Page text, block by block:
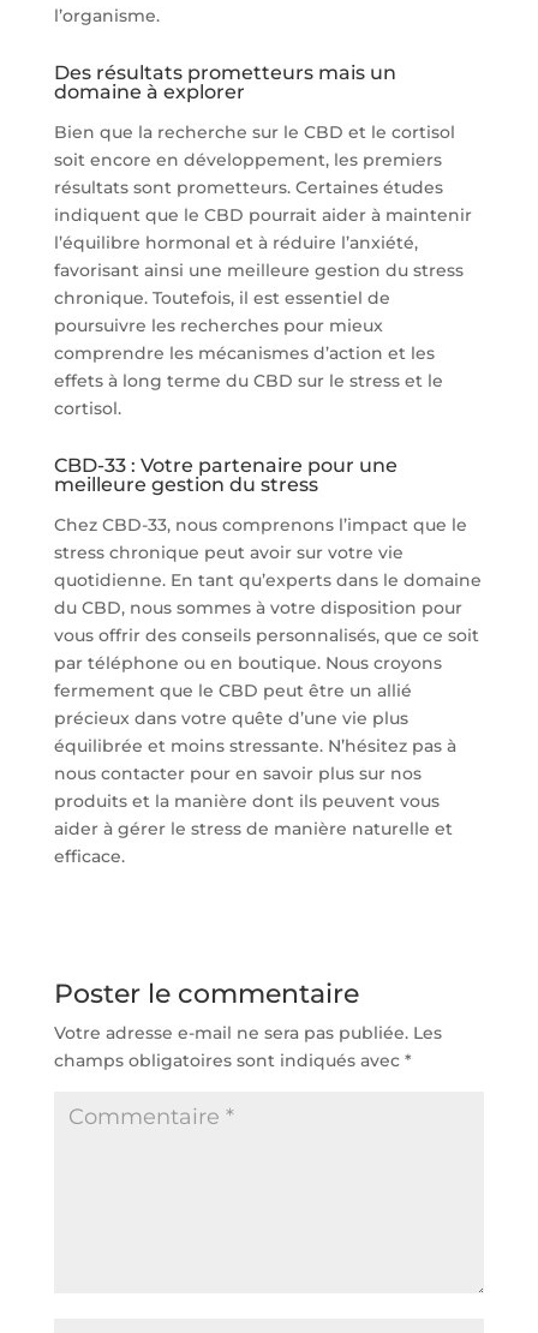
l’organisme.
Des résultats prometteurs mais un
domaine à explorer
Bien que la recherche sur le CBD et le cortisol
soit encore en développement, les premiers
résultats sont prometteurs. Certaines études
indiquent que le CBD pourrait aider à maintenir
l’équilibre hormonal et à réduire l’anxiété,
favorisant ainsi une meilleure gestion du stress
chronique. Toutefois, il est essentiel de
poursuivre les recherches pour mieux
comprendre les mécanismes d’action et les
effets à long terme du CBD sur le stress et le
cortisol.
CBD-33 : Votre partenaire pour une
meilleure gestion du stress
Chez CBD-33, nous comprenons l’impact que le
stress chronique peut avoir sur votre vie
quotidienne. En tant qu’experts dans le domaine
du CBD, nous sommes à votre disposition pour
vous offrir des conseils personnalisés, que ce soit
par téléphone ou en boutique. Nous croyons
fermement que le CBD peut être un allié
précieux dans votre quête d’une vie plus
équilibrée et moins stressante. N’hésitez pas à
nous contacter pour en savoir plus sur nos
produits et la manière dont ils peuvent vous
aider à gérer le stress de manière naturelle et
efficace.
Poster le commentaire
Votre adresse e-mail ne sera pas publiée. Les
champs obligatoires sont indiqués avec *